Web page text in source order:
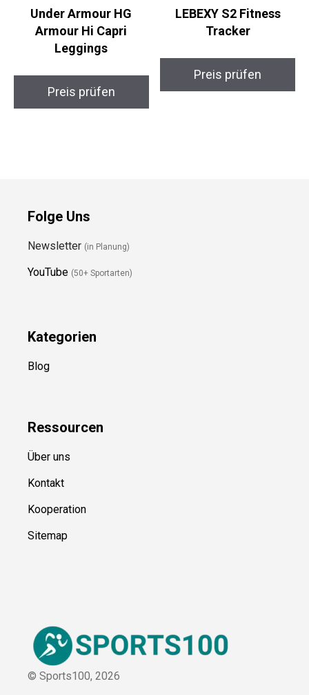
Under Armour HG
Armour Hi Capri
Leggings
Preis prüfen
LEBEXY S2 Fitness
Tracker
Preis prüfen
Folge Uns
Newsletter (in Planung)
YouTube (50+ Sportarten)
Kategorien
Blog
Ressourcen
Über uns
Kontakt
Kooperation
Sitemap
© Sports100, 2026